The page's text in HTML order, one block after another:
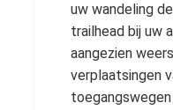
uw wandeling
trailhead bij uw
aangezien
verplaatsingen